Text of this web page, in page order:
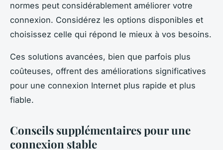
normes peut considérablement améliorer votre
connexion. Considérez les options disponibles et
choisissez celle qui répond le mieux à vos besoins.
Ces solutions avancées, bien que parfois plus
coûteuses, offrent des améliorations significatives
pour une connexion Internet plus rapide et plus
fiable.
Conseils supplémentaires pour une
connexion stable